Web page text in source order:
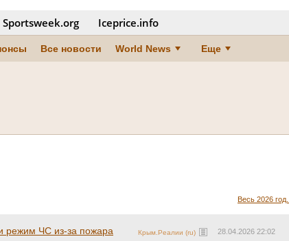
Sportsweek.org Iceprice.info
Все новости World News Еще
Весь 2026 год...
28.04.2026 22:02
Крым.Реалии (ru)
режим ЧС из-за пожара